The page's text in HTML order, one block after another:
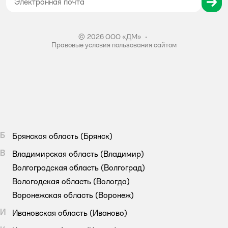
© 2026 ООО «ДМ» •
Правовые условия пользования сайтом
Б Брянская область (Брянск)
В
Владимирская область (Владимир)
Волгоградская область (Волгоград)
Вологодская область (Вологда)
Воронежская область (Воронеж)
И
Ивановская область (Иваново)